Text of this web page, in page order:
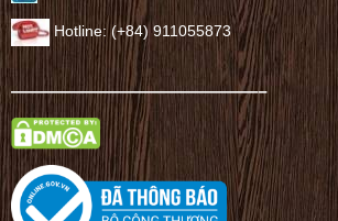
Hotline: (+84) 911055873
——————————————–